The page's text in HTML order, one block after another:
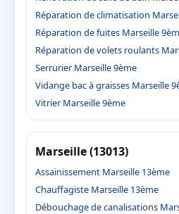
Réparation de climatisation
Réparation de fuites Marseille
Réparation de volets roulants
Serrurier Marseille 9ème
Vidange bac à graisses Marseille
Vitrier Marseille 9ème
Marseille (13013)
Assainissement Marseille 13ème
Chauffagiste Marseille 13ème
Débouchage de canalisations